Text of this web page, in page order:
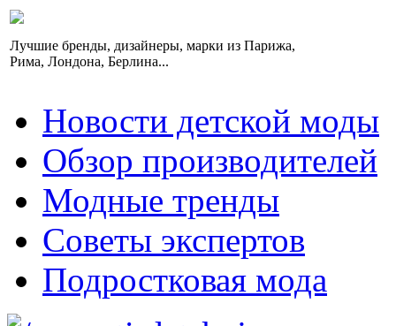
Лучшие бренды, дизайнеры, марки из Парижа,
Рима, Лондона, Берлина...
Новости детской моды
Обзор производителей
Модные тренды
Советы экспертов
Подростковая мода